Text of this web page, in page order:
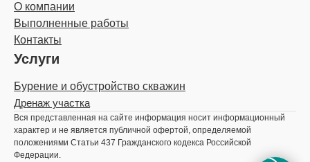
О компании
Выполненные работы
Контакты
Услуги
Бурение и обустройство скважин
Дренаж участка
Вся представленная на сайте информация носит информационный
характер и не является публичной офертой, определяемой
положениями Статьи 437 Гражданского кодекса Российской
Федерации.